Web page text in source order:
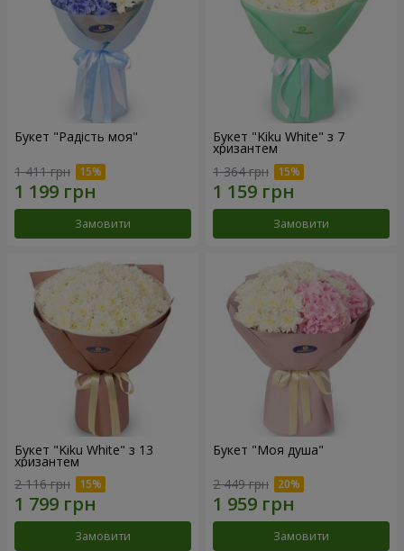
Букет "Радість моя"
1 411 грн
Замовити
Букет "Kiku White" з 7
хризантем
1 364 грн
Замовити
Букет "Kiku White" з 13
хризантем
2 116 грн
Замовити
Букет "Моя душа"
2 449 грн
Замовити